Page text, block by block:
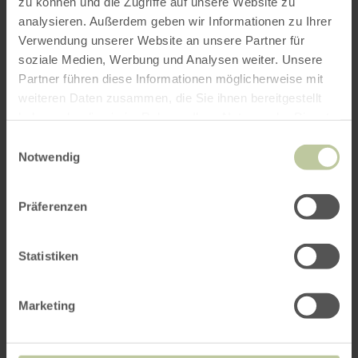
analysieren. Außerdem geben wir Informationen zu Ihrer
Verwendung unserer Website an unsere Partner für
soziale Medien, Werbung und Analysen weiter. Unsere
Partner führen diese Informationen möglicherweise mit
weiteren Daten zusammen, die Sie ihnen bereitgestellt
Notwendig
Präferenzen
Statistiken
Marketing
ab 177,00
Angebot Sternengucker
Hotel Schröder | Hellenthal
Angebot Sternengucker
mehr
erfahren
zu:
Angebot
Sternengucker